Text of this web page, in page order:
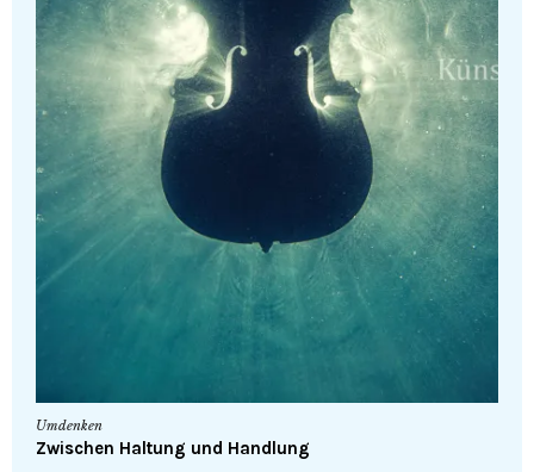
Umdenken
Zwischen Haltung und Handlung